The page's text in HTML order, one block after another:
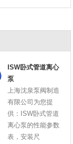
ISW卧式管道离心
泵
上海沈泉泵阀制造
有限公司为您提
供：ISW卧式管道
离心泵的性能参数
表，安装尺